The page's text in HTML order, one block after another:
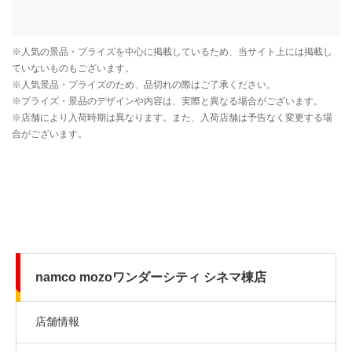
namco mozoワンダーシティ シネマ棟店
店舗情報